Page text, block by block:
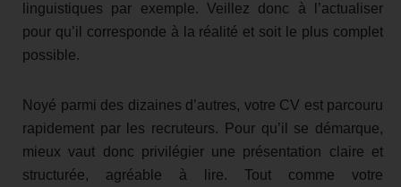
linguistiques par exemple. Veillez donc à l’actualiser
pour qu’il corresponde à la réalité et soit le plus complet
possible.
Noyé parmi des dizaines d’autres, votre CV est parcouru
rapidement par les recruteurs. Pour qu’il se démarque,
mieux vaut donc privilégier une présentation claire et
structurée, agréable à lire. Tout comme votre